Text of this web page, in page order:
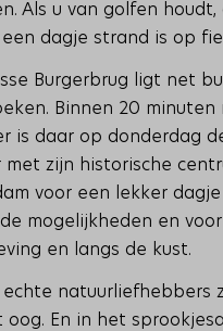
Als u van golfen
een dagje strand is op
Burgerbrug ligt net
Binnen 20
is daar op donderdag
met zijn historische
voor een lekker
mogelijkheden en
en langs de kust.
echte natuurliefhebbers
oog. En in het